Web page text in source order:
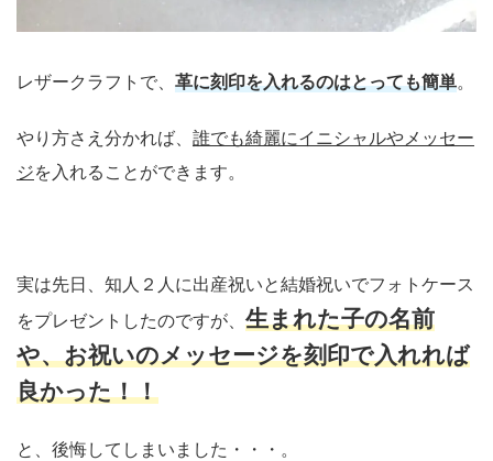
レザークラフトで、 革に刻印を入れるのはとっても簡単。
やり方さえ分かれば、 誰でも綺麗にイニシャルやメッセー
ジを入れることができます。
実は先日、知人２人に出産祝いと結婚祝いでフォトケース
をプレゼントしたのですが、 生まれた子の名前
や、お祝いのメッセージを刻印で入れれば
良かった！！
と、後悔してしまいました・・・。